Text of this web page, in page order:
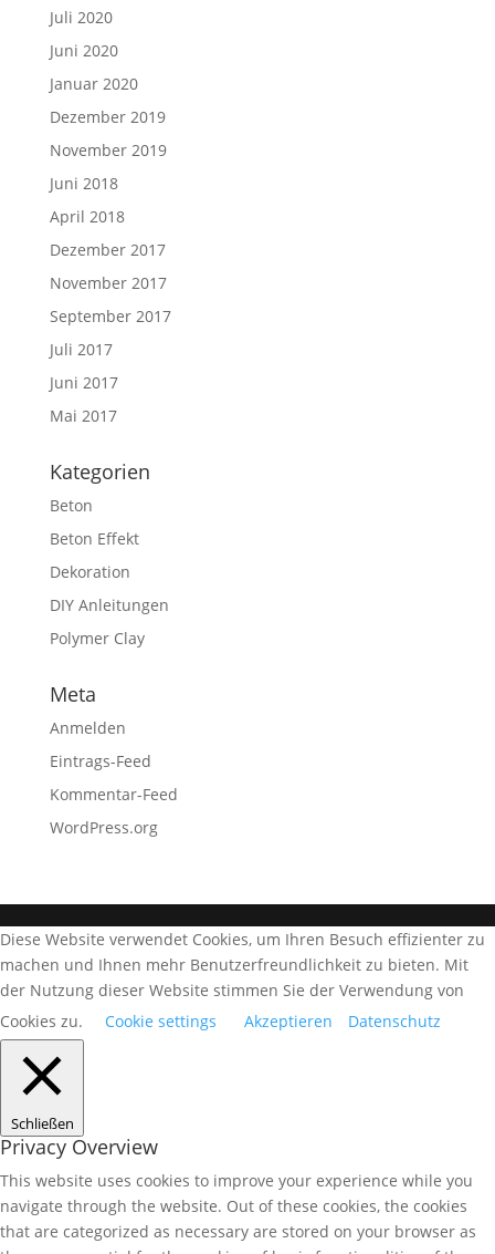
Juli 2020
Juni 2020
Januar 2020
Dezember 2019
November 2019
Juni 2018
April 2018
Dezember 2017
November 2017
September 2017
Juli 2017
Juni 2017
Mai 2017
Kategorien
Beton
Beton Effekt
Dekoration
DIY Anleitungen
Polymer Clay
Meta
Anmelden
Eintrags-Feed
Kommentar-Feed
WordPress.org
Diese Website verwendet Cookies, um Ihren Besuch effizienter zu
machen und Ihnen mehr Benutzerfreundlichkeit zu bieten. Mit
der Nutzung dieser Website stimmen Sie der Verwendung von
Cookies zu.
Cookie settings Akzeptieren Datenschutz
Schließen
Privacy Overview
This website uses cookies to improve your experience while you
navigate through the website. Out of these cookies, the cookies
that are categorized as necessary are stored on your browser as